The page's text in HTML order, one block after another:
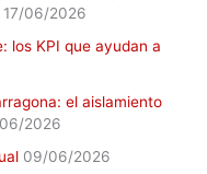
17/06/2026
los KPI que ayudan a
el aislamiento
2026
09/06/2026